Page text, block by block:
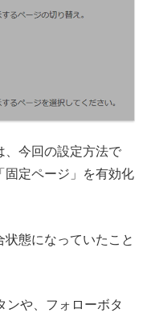
、今回の設定方法で
固定ページ」を有効化
態になっていたこと
ンや、フォローボタ